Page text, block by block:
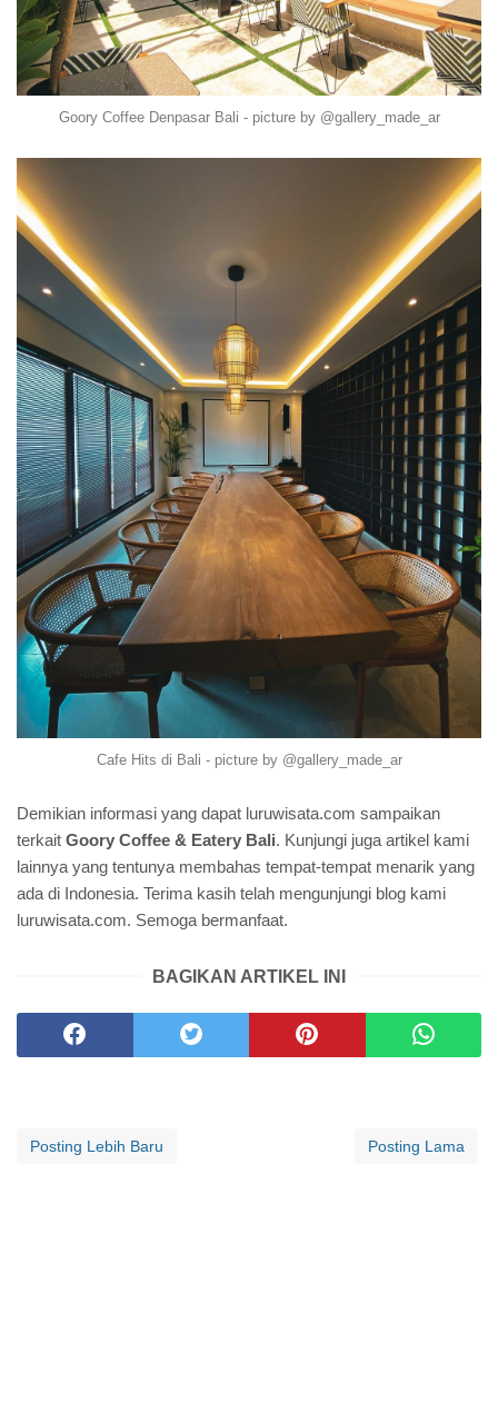
Goory Coffee Denpasar Bali - picture by @gallery_made_ar
Cafe Hits di Bali - picture by @gallery_made_ar
Demikian informasi yang dapat luruwisata.com sampaikan
terkait Goory Coffee & Eatery Bali. Kunjungi juga artikel kami
lainnya yang tentunya membahas tempat-tempat menarik yang
ada di Indonesia. Terima kasih telah mengunjungi blog kami
luruwisata.com. Semoga bermanfaat.
BAGIKAN ARTIKEL INI
Posting Lebih Baru Posting Lama